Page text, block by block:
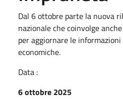
Dal 6 ottobre parte la nuova
nazionale che coinvolge
per aggiornare le
economiche.
Data :
6 ottobre 2025